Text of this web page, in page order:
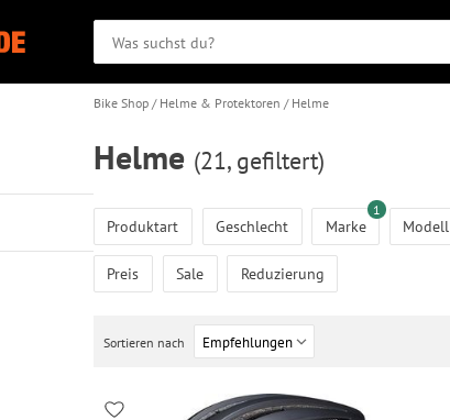
Bike Shop Helme & Protektoren Helme
Helme (21, gefiltert)
Produktart Geschlecht Marke
1
Modell
Preis Sale Reduzierung
Sortieren nach